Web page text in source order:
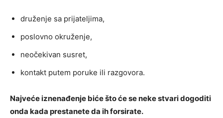
druženje sa prijateljima,
poslovno okruženje,
neočekivan susret,
kontakt putem poruke ili razgovora.
Najveće iznenađenje biće što će se neke stvari dogoditi
onda kada prestanete da ih forsirate.